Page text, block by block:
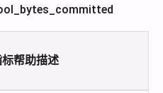
标帮助描述